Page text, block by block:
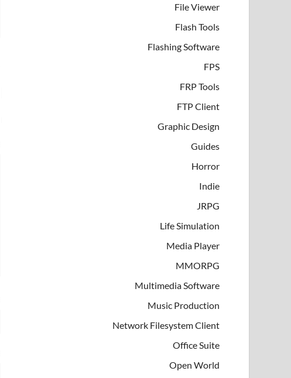
File Viewer
Flash Tools
Flashing Software
FPS
FRP Tools
FTP Client
Graphic Design
Guides
Horror
Indie
JRPG
Life Simulation
Media Player
MMORPG
Multimedia Software
Music Production
Network Filesystem Client
Office Suite
Open World